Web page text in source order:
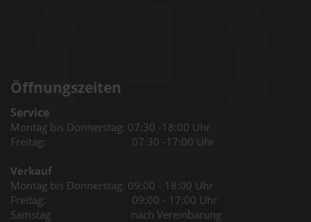
Öffnungszeiten
Service
Montag bis Donnerstag: 07:30 -18:00 Uhr
Freitag: 07:30 -17:00 Uhr
Verkauf
Montag bis Donnerstag: 09:00 - 18:00 Uhr
Freitag: 09:00 - 17:00 Uhr
Samstag nach Vereinbarung